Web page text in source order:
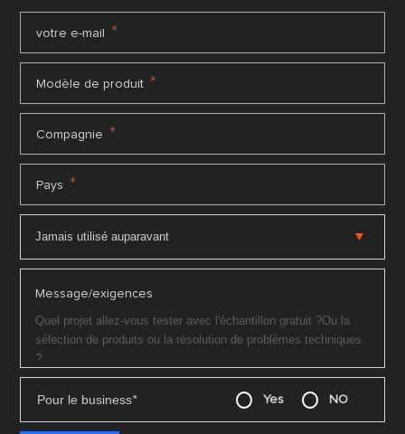
votre e-mail *
Modèle de produit *
Compagnie *
Pays *
Message/exigences
Pour le business* Yes NO